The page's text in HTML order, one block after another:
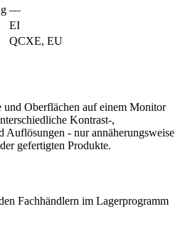
—
EI
QCXE, EU
Oberflächen auf einem Monitor
Kontrast-,
Auflösungen - nur annäherungsweise
gefertigten Produkte.
Fachhändlern im Lagerprogramm